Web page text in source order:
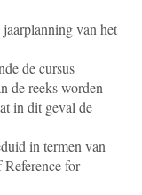
van het
de cursus
de reeks worden
in dit geval de
in termen van
for